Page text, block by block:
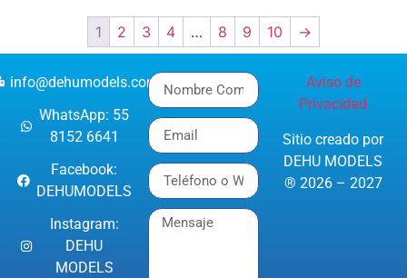
1 2 3 4 … 8 9 10 →
info@dehumodels.com
WhatsApp: 55
8152 6641
Facebook:
DEHUMODELS
Instagram:
DEHU
MODELS
Aviso de
Privacidad
Sitio creado por
DEHU MODELS
® 2026 – 2027